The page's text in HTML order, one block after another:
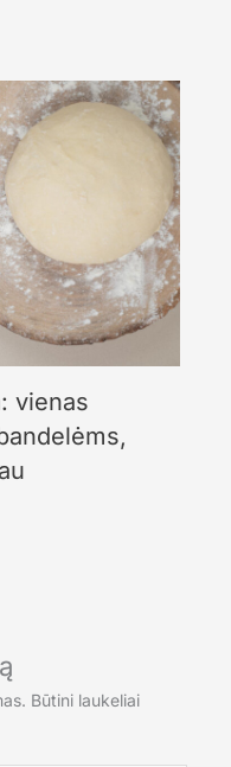
vienas
Būtini laukeliai